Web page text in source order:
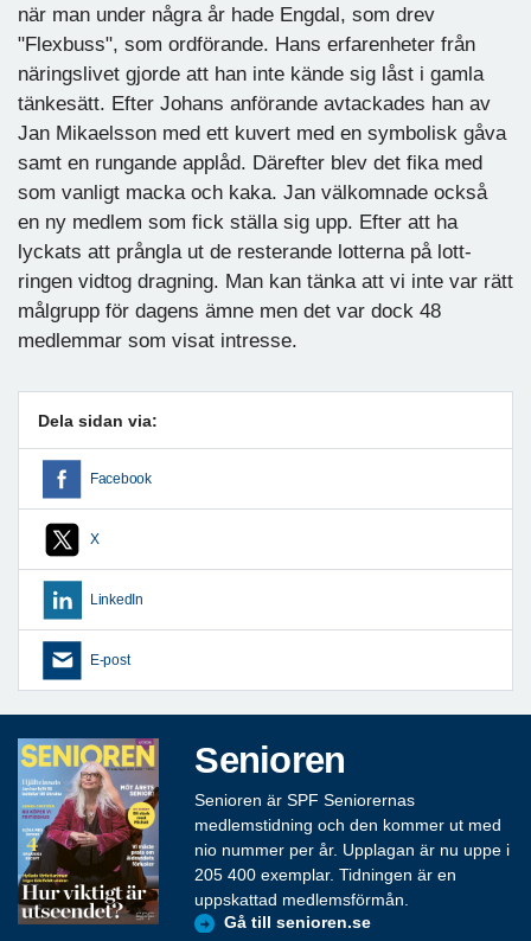
när man under några år hade Engdal, som drev
"Flexbuss", som ordförande. Hans erfarenheter från
näringslivet gjorde att han inte kände sig låst i gamla
tänkesätt. Efter Johans anförande avtackades han av
Jan Mikaelsson med ett kuvert med en symbolisk gåva
samt en rungande applåd. Därefter blev det fika med
som vanligt macka och kaka. Jan välkomnade också
en ny medlem som fick ställa sig upp. Efter att ha
lyckats att prångla ut de resterande lotterna på lott-
ringen vidtog dragning. Man kan tänka att vi inte var rätt
målgrupp för dagens ämne men det var dock 48
medlemmar som visat intresse.
Dela sidan via:
Facebook
X
LinkedIn
E-post
Senioren
Senioren är SPF Seniorernas
medlemstidning och den kommer ut med
nio nummer per år. Upplagan är nu uppe i
205 400 exemplar. Tidningen är en
uppskattad medlemsförmån.
Gå till senioren.se